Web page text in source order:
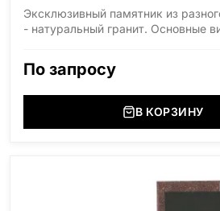
Эксклюзивный памятник из
- натуральный гранит. Основные
(Украина, Житомерская область),
(Украина, Житомерская область),
(Россия, Карелия), Амфиболит
По запросу
В КОРЗИНУ